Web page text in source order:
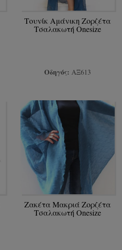
Τουνίκ Αμάνικη Ζορζέτα
Τσαλακωτή Onesize
Οδηγός: ΑΞ613
Ζακέτα Μακριά Ζορζέτα
Τσαλακωτή Onesize